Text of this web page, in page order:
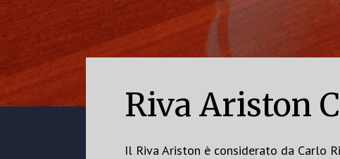
Riva Ariston
Il Riva Ariston è considerato da Carlo